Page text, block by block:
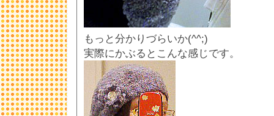
もっと分かりづらいか(^^;)
実際にかぶるとこんな感じです。